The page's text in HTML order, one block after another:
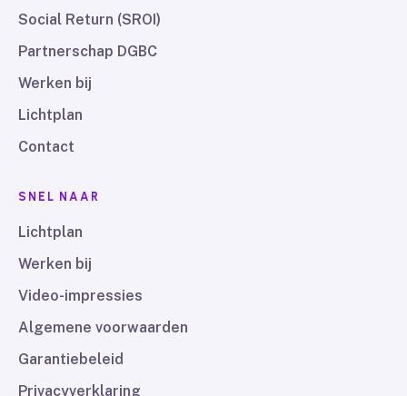
Social Return (SROI)
Partnerschap DGBC
Werken bij
Lichtplan
Contact
SNEL NAAR
Lichtplan
Werken bij
Video-impressies
Algemene voorwaarden
Garantiebeleid
Privacyverklaring